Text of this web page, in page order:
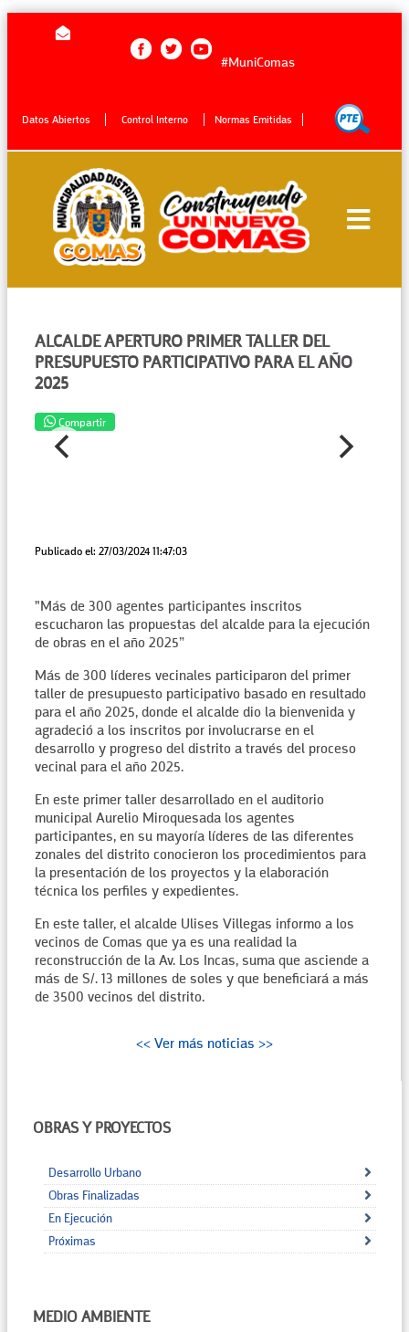
#MuniComas
Datos Abiertos Control Interno Normas Emitidas
ALCALDE APERTURO PRIMER TALLER DEL
PRESUPUESTO PARTICIPATIVO PARA EL AÑO
2025
Compartir
Publicado el: 27/03/2024 11:47:03
"Más de 300 agentes participantes inscritos
escucharon las propuestas del alcalde para la ejecución
de obras en el año 2025”
Más de 300 líderes vecinales participaron del primer
taller de presupuesto participativo basado en resultado
para el año 2025, donde el alcalde dio la bienvenida y
agradeció a los inscritos por involucrarse en el
desarrollo y progreso del distrito a través del proceso
vecinal para el año 2025.
En este primer taller desarrollado en el auditorio
municipal Aurelio Miroquesada los agentes
participantes, en su mayoría líderes de las diferentes
zonales del distrito conocieron los procedimientos para
la presentación de los proyectos y la elaboración
técnica los perfiles y expedientes.
En este taller, el alcalde Ulises Villegas informo a los
vecinos de Comas que ya es una realidad la
reconstrucción de la Av. Los Incas, suma que asciende a
más de S/. 13 millones de soles y que beneficiará a más
de 3500 vecinos del distrito.
<< Ver más noticias >>
OBRAS Y PROYECTOS
Desarrollo Urbano
Obras Finalizadas
En Ejecución
Próximas
MEDIO AMBIENTE